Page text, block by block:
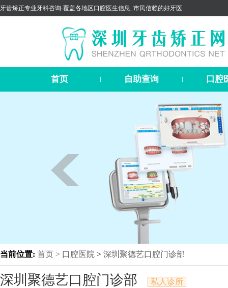
牙齿矫正专业牙科咨询-覆盖各地区口腔医生信息_市民信赖的好牙医
首页 自助查询 口腔
当前位置: 首页 > 口腔医院 > 深圳聚德艺口腔门诊部
深圳聚德艺口腔门诊部 私人诊所